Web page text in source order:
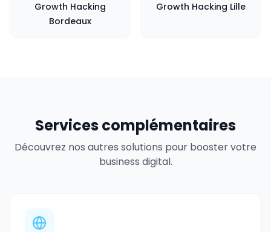
Growth Hacking
Bordeaux
Growth Hacking Lille
Services complémentaires
Découvrez nos autres solutions pour booster votre
business digital.